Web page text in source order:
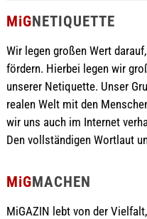
MiGNETIQUETTE
Wir legen großen Wert
fördern. Hierbei legen wir
unserer Netiquette. Unser
realen Welt mit den
wir uns auch im Internet
Den vollständigen Wortlaut
MiGMACHEN
MiGAZIN lebt von der